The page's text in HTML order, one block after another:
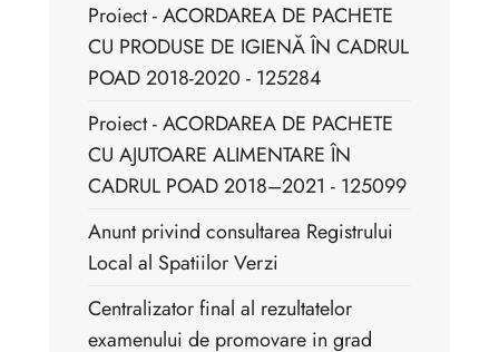
Proiect - ACORDAREA DE PACHETE
CU PRODUSE DE IGIENĂ ÎN CADRUL
POAD 2018-2020 - 125284
Proiect - ACORDAREA DE PACHETE
CU AJUTOARE ALIMENTARE ÎN
CADRUL POAD 2018–2021 - 125099
Anunt privind consultarea Registrului
Local al Spatiilor Verzi
Centralizator final al rezultatelor
examenului de promovare in grad